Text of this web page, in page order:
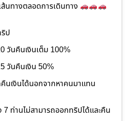
นทางตลอดการเดินทาง
ป
วันคืนเงินเต็ม 100%
วันคืนเงิน 50%
นเงินได้นอกจากหาคนมาแทน
ท่านไม่สามารถออกทริปได้และคืน